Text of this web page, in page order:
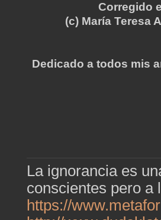
Corregido
(c) María Teresa
Dedicado a todos mis
La ignorancia es
conscientes pero a
https://